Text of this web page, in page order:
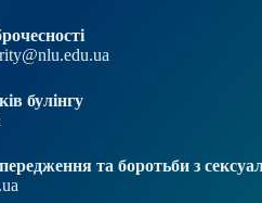
булінгу
та боротьби з